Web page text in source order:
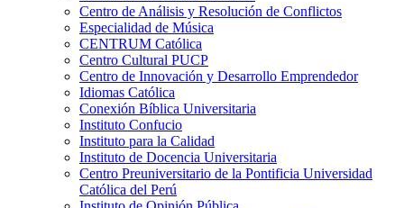
Centro de Análisis y Resolución de Conflictos
Especialidad de Música
CENTRUM Católica
Centro Cultural PUCP
Centro de Innovación y Desarrollo Emprendedor
Idiomas Católica
Conexión Bíblica Universitaria
Instituto Confucio
Instituto para la Calidad
Instituto de Docencia Universitaria
Centro Preuniversitario de la Pontificia Universidad
Católica del Perú